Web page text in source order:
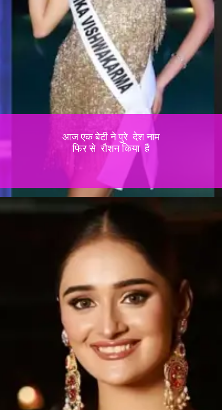
आज एक बेटी ने पुरे देश नाम
फिर से रौशन किया हैं